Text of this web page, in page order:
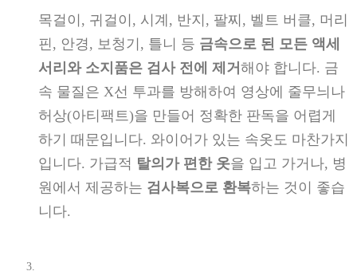
목걸이, 귀걸이, 시계, 반지, 팔찌, 벨트 버클, 머리
핀, 안경, 보청기, 틀니 등 금속으로 된 모든 액세
서리와 소지품은 검사 전에 제거 해야 합니다. 금
속 물질은 X선 투과를 방해하여 영상에 줄무늬나
허상(아티팩트)을 만들어 정확한 판독을 어렵게
하기 때문입니다. 와이어가 있는 속옷도 마찬가지
입니다. 가급적 탈의가 편한 옷을 입고 가거나, 병
원에서 제공하는 검사복으로 환복하는 것이 좋습
니다.